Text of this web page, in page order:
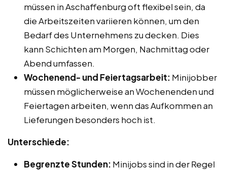
müssen in Aschaffenburg oft flexibel sein, da
die Arbeitszeiten variieren können, um den
Bedarf des Unternehmens zu decken. Dies
kann Schichten am Morgen, Nachmittag oder
Abend umfassen.
Wochenend- und Feiertagsarbeit: Minijobber
müssen möglicherweise an Wochenenden und
Feiertagen arbeiten, wenn das Aufkommen an
Lieferungen besonders hoch ist.
Unterschiede:
Begrenzte Stunden: Minijobs sind in der Regel